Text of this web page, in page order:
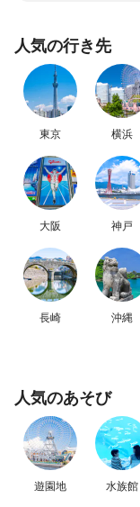
人気の行き先
東京 横浜
大阪 神戸
長崎 沖縄
人気のあそび
遊園地 水族館